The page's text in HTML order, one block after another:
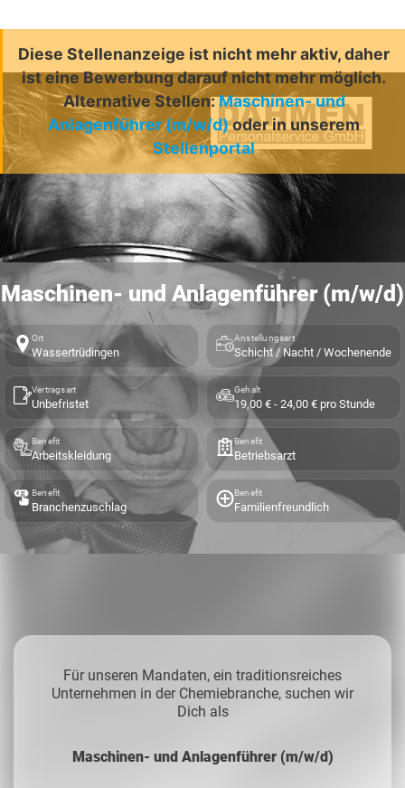
Diese Stellenanzeige ist nicht mehr aktiv, daher
ist eine Bewerbung darauf nicht mehr möglich.
Alternative Stellen:Maschinen- und
Anlagenführer (m/w/d)oder in unserem
Stellenportal
Maschinen- und Anlagenführer (m/w/d)
Ort
Wassertrüdingen
Anstellungsart
Schicht / Nacht / Wochenende
Vertragsart
Unbefristet
Gehalt
19,00 € - 24,00 € pro Stunde
Benefit
Arbeitskleidung
Benefit
Betriebsarzt
Benefit
Branchenzuschlag
Benefit
Familienfreundlich
Für unseren Mandaten, ein traditionsreiches
Unternehmen in der Chemiebranche, suchen wir
Dich als
Maschinen- und Anlagenführer (m/w/d)